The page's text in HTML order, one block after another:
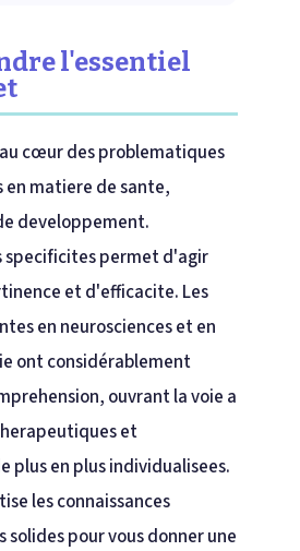
l'essentiel
cœur des problematiques
matiere de sante,
developpement.
specificites permet d'agir
et d'efficacite. Les
en neurosciences et en
ont considérablement
ouvrant la voie a
et
plus en plus individualisees.
les connaissances
solides pour vous donner une